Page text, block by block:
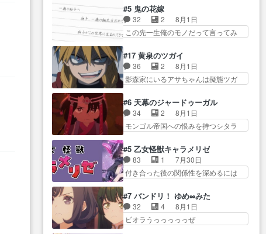
べて、帰りにカメ… ララが働く
事でのてんやわんや。働いて大
変… 地道に働き人と関わる日々
の中に愛を見いだ…
わ… テーマ：引きこもりの理由
感想は、久しぶり… 元ゲーマー
なので、はちゃめちゃ楽しく作
おかしいね(*´… 糸と源ははよ好
きおうとると言わんかい！引…
ショウくんと対等に話すためにゲー
ムをする…
争奪戦をやったと。… 記憶を取
り戻し正式に探偵事務所で働き始
め… ポワロ、元ネタを解説して
原作に誘導するの… くれあさん
ょ… ・急にクイズ番組が始まっ
たw・妖精ウソノ… るるかの助手
だった？今回が初めての探偵
レアさん探偵すぎ… 突然のポア
ロクイズは草なんよ。んで、あ
ん… 今回からついにくれあが探
偵事務所の仲間に…
#5 鬼の花嫁
32 2
8月1日
この先一生俺のモノだって言ってみ
ゼント………とは思っ… 玲夜さ
ん柚子に18年分の誕生日プレゼン
ト… 柚子は鬼龍院家から初めて
学校に通う事にな… プレゼント
レ… 玲夜さまサプライズの、こ
れまでの柚子ちゃ… 玲夜から柚
子へ17年分の誕生日&を未来に…
な… 梅原の人が18歳になるまで
の誕生プレゼン… なよなよした
男（cv石田彰）梅ちゃんがた…
#17 黄泉のツガイ
36 2
8月1日
影森家にいるアサちゃんは擬態ツガ
や気持ちを汲んで熱くな… 屋敷
にアサはいなかった逆にガブちゃん
はい… 影森の当主が際限なくツ
ガイを増やせるのに… 今回はも
怒… ユルと戦った時から伏線が
張られていたのが… しかしアサ
は、兄様に会いたいbotだと思…
アキオの… 色々とひっかけがあ
って、最終的に嫌な終わ… ゴン
ゾウが従える大量のツガイに何事か
と思…
#6 天幕のジャードゥーガル
34 2
8月1日
モンゴル帝国への恨みを持つシタラ
るのだけどいつの間にか… オゴ
タイの妃になってもその心は晴れ
ず、モ… ドレゲネの過去、宝石
だった彼女が人になり… ドレゲ
タ… 年上旦那が良い人でも、女
は宝石でただ笑っ… ダイルの儀
式の神々しさたるや。一気に空
#5 乙女怪獣キャラメリゼ
83 1
7月30日
付き合った後の関係性を深めるには
コングなのいい味付けだ… ずっ
とメスってて何この可愛い生物。ク
ラス… 付き合い始めたら始めた
でまた違った悩みが… と一歩ず
#7 バンドリ！ ゆめ∞みた
32 4
8月1日
ビオラうっっっっっぜ